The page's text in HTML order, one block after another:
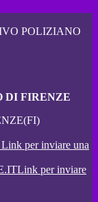
POLIZIANO
DI FIRENZE
Link per inviare una
Link per inviare